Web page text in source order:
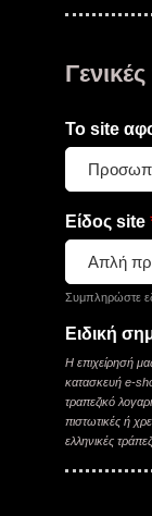
Το site
Είδος site
Συμπληρώστε
Ειδική
Η επιχείρησή
κατασκευή e-
τραπεζικό
πιστωτικές ή
ελληνικές